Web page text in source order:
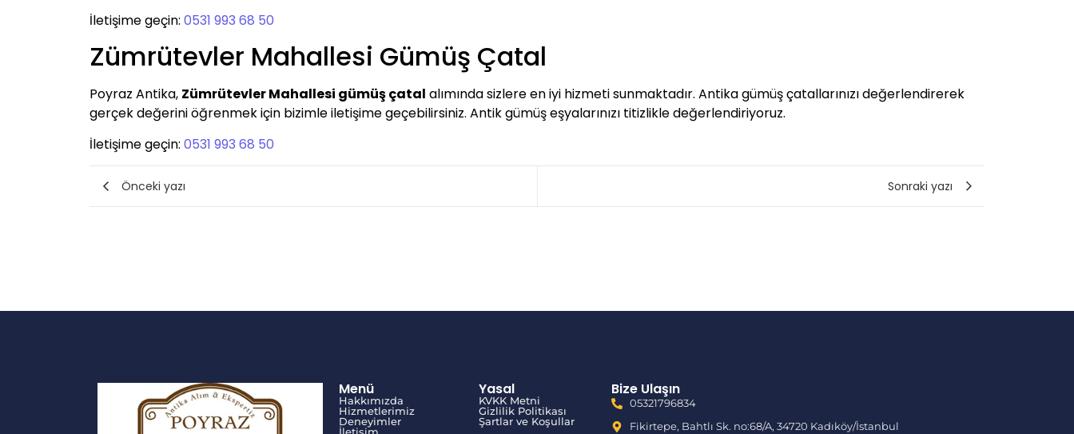
İletişime geçin: 0531 993 68 50
Zümrütevler Mahallesi Gümüş Çatal
Poyraz Antika, Zümrütevler Mahallesi gümüş çatal alımında sizlere en iyi hizmeti sunmaktadır. Antika gümüş çatallarınızı değerlendirerek
gerçek değerini öğrenmek için bizimle iletişime geçebilirsiniz. Antik gümüş eşyalarınızı titizlikle değerlendiriyoruz.
İletişime geçin: 0531 993 68 50
Önceki yazı Sonraki yazı
Menü
Hakkımızda
Hizmetlerimiz
Deneyimler
Yasal
KVKK Metni
Gizlilik Politikası
Şartlar ve Koşullar
Bize Ulaşın
05321796834
Fikirtepe, Bahtlı Sk. no:68/A, 34720 Kadıköy/İstanbul